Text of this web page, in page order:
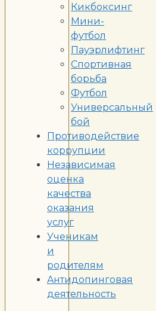
Кикбоксинг
Мини-
футбол
Пауэрлифтинг
Спортивная
борьба
Футбол
Универсальный
бой
Противодействие
коррупции
Независимая
оценка
качества
оказания
услуг
Ученикам
и
родителям
Aнтидопинговая
деятельность